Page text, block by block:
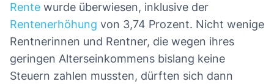
Rente wurde überwiesen, inklusive der
Rentenerhöhung von 3,74 Prozent. Nicht wenige
Rentnerinnen und Rentner, die wegen ihres
geringen Alterseinkommens bislang keine
Steuern zahlen mussten, dürften sich dann